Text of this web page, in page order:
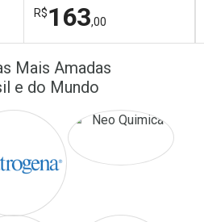
FECHAR
FECHAR
R$163,00
Laboratório
Por Menos
Mais Amadas
e do Mundo